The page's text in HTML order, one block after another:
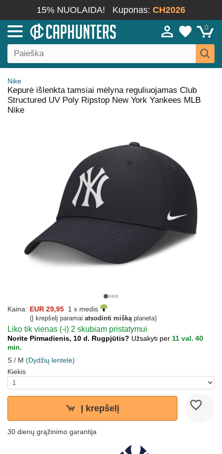
15% NUOLAIDA! Kuponas: CH2026
0
Nike
Kepurė išlenkta tamsiai mėlyna reguliuojamas Club
Structured UV Poly Ripstop New York Yankees MLB
Nike
Kaina: EUR 29,95 1 x medis
(Į krepšelį paramai atsodinti miškąplaneta)
Liko tik vienas (-i) 2 skubiam pristatymui
Norite Pirmadienis, 10 d. Rugpjūtis? Užsakyti per 11 val. 40
min.
S / M (Dydžių lentelė)
Kiekis
Į krepšelį
30 dienų grąžinimo garantija